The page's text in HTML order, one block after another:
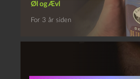
Øl og Ævl
For 3 år siden